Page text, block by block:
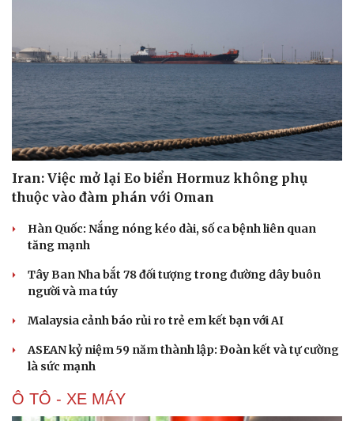
Du lịch
Tư vấn
Săn Tour
check-in
Podcast
Câu chuyện thời sự
Đọc truyện đêm khuya
Cửa sổ tình yêu
Hạt giống tâm hồn
Iran: Việc mở lại Eo biển Hormuz không phụ
thuộc vào đàm phán với Oman
Hàn Quốc: Nắng nóng kéo dài, số ca bệnh liên quan
tăng mạnh
Tây Ban Nha bắt 78 đối tượng trong đường dây buôn
người và ma túy
Malaysia cảnh báo rủi ro trẻ em kết bạn với AI
ASEAN kỷ niệm 59 năm thành lập: Đoàn kết và tự cường
là sức mạnh
Ô TÔ - XE MÁY